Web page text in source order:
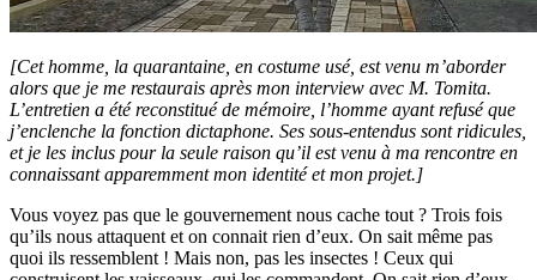
[Cet homme, la quarantaine, en costume usé, est venu m’aborder
alors que je me restaurais après mon interview avec M. Tomita.
L’entretien a été reconstitué de mémoire, l’homme ayant refusé que
j’enclenche la fonction dictaphone. Ses sous-entendus sont ridicules,
et je les inclus pour la seule raison qu’il est venu à ma rencontre en
connaissant apparemment mon identité et mon projet.]
Vous voyez pas que le gouvernement nous cache tout ? Trois fois
qu’ils nous attaquent et on connait rien d’eux. On sait même pas
quoi ils ressemblent ! Mais non, pas les insectes ! Ceux qui